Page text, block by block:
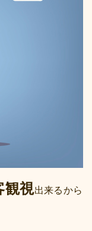
観視出来るから